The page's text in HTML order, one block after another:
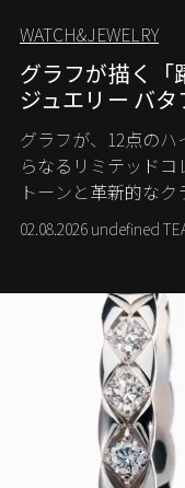
WATCH&JEWELRY
グラフが描く「
ジュエリー バ
グラフが、12点の
らなるリミテッド
トーンと革新的な
ドを象徴するバタフ
02.08.2026 undefined